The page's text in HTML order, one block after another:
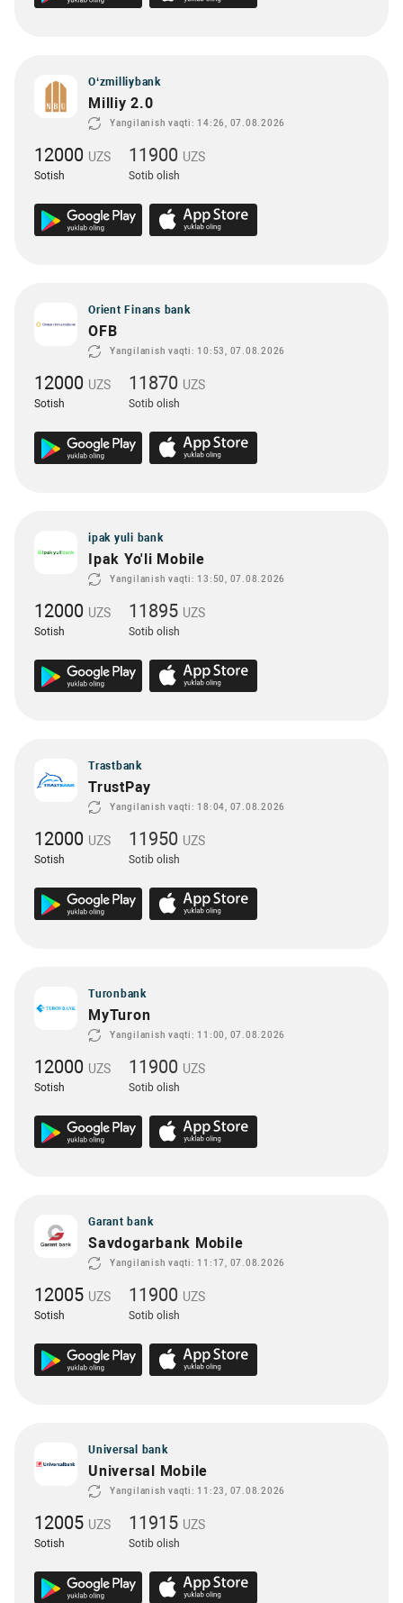
O‘zmilliybank
Milliy 2.0
Yangilanish vaqti: 14:26, 07.08.2026
12000 UZS
Sotish
11900 UZS
Sotib olish
Orient Finans bank
OFB
Yangilanish vaqti: 10:53, 07.08.2026
12000 UZS
Sotish
11870 UZS
Sotib olish
ipak yuli bank
Ipak Yo'li Mobile
Yangilanish vaqti: 13:50, 07.08.2026
12000 UZS
Sotish
11895 UZS
Sotib olish
Trastbank
TrustPay
Yangilanish vaqti: 18:04, 07.08.2026
12000 UZS
Sotish
11950 UZS
Sotib olish
Turonbank
MyTuron
Yangilanish vaqti: 11:00, 07.08.2026
12000 UZS
Sotish
11900 UZS
Sotib olish
Garant bank
Savdogarbank Mobile
Yangilanish vaqti: 11:17, 07.08.2026
12005 UZS
Sotish
11900 UZS
Sotib olish
Universal bank
Universal Mobile
Yangilanish vaqti: 11:23, 07.08.2026
12005 UZS
Sotish
11915 UZS
Sotib olish